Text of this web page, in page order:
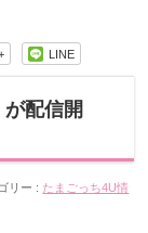
LINE
配信開
リー : たまごっち4U情